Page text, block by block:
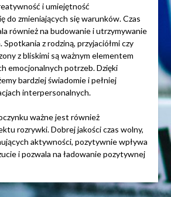
i umiejętność
do zmieniających się warunków. Czas
również na budowanie i utrzymywanie
Spotkania z rodziną, przyjaciółmi czy
z bliskimi są ważnym elementem
emocjonalnych potrzeb. Dzięki
bardziej świadomie i pełniej
interpersonalnych.
ważne jest również
rozrywki. Dobrej jakości czas wolny,
aktywności, pozytywnie wpływa
i pozwala na ładowanie pozytywnej